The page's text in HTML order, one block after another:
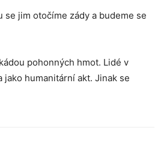
se jim otočíme zády a budeme se
pohonných hmot. Lidé v
humanitární akt. Jinak se